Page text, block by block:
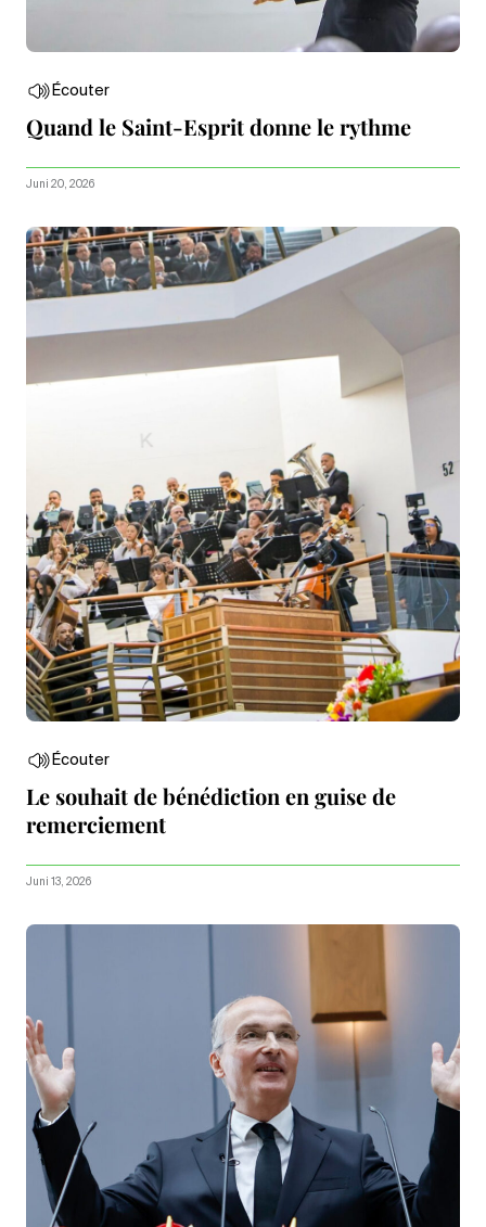
Écouter
Quand le Saint-Esprit donne le rythme
Juni 20, 2026
Écouter
Le souhait de bénédiction en guise de
remerciement
Juni 13, 2026